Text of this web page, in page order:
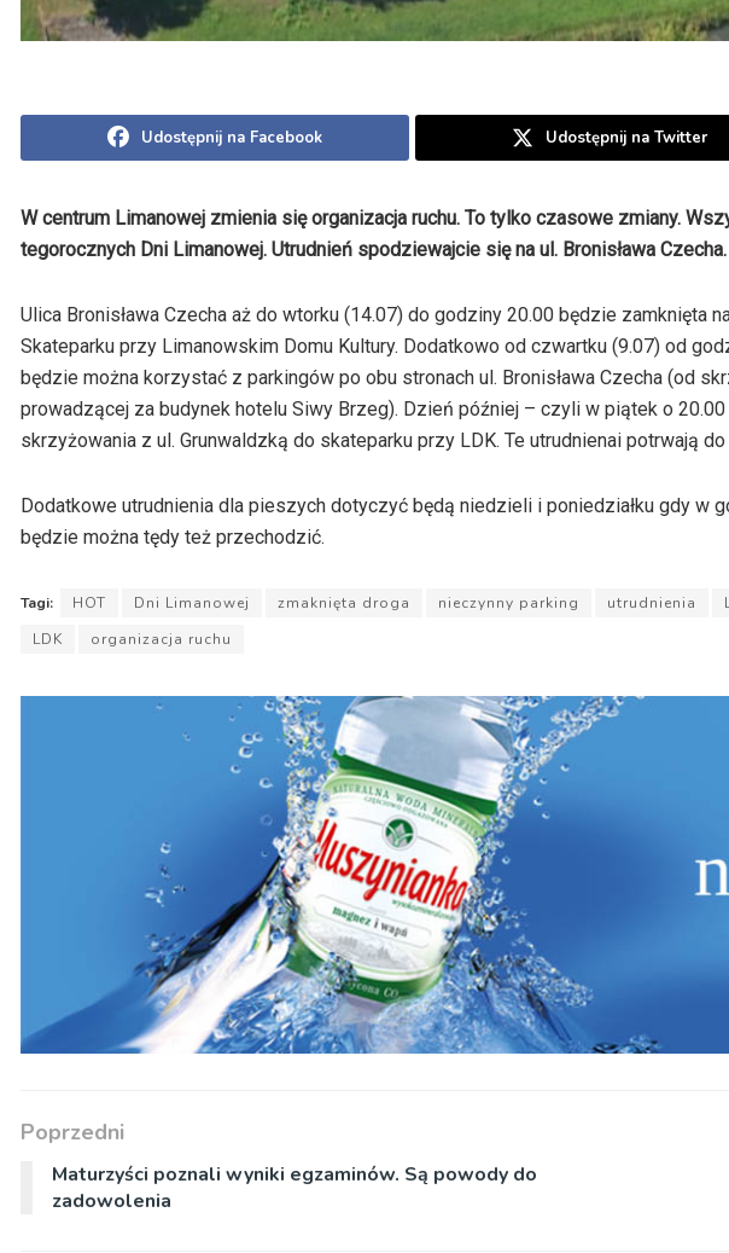
Udostępnij na Facebook Udostępnij na Twitter
W centrum Limanowej zmienia się organizacja ruchu. To tylko czasowe zmiany.
tegorocznych Dni Limanowej. Utrudnień spodziewajcie się na ul. Bronisława Czecha.
Ulica Bronisława Czecha aż do wtorku (14.07) do godziny 20.00 będzie zamknięta
Skateparku przy Limanowskim Domu Kultury. Dodatkowo od czwartku (9.07) od
będzie można korzystać z parkingów po obu stronach ul. Bronisława Czecha (od
prowadzącej za budynek hotelu Siwy Brzeg). Dzień później – czyli w piątek o
skrzyżowania z ul. Grunwaldzką do skateparku przy LDK. Te utrudnienai potrwają
Dodatkowe utrudnienia dla pieszych dotyczyć będą niedzieli i poniedziałku gdy w
będzie można tędy też przechodzić.
Tagi: HOT Dni Limanowej zmaknięta droga nieczynny parking utrudnienia
LDK
organizacja ruchu
Poprzedni
Maturzyści poznali wyniki egzaminów. Są powody do
zadowolenia